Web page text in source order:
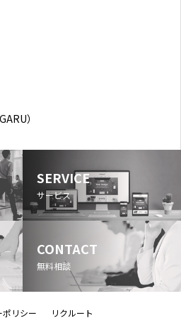
）
SERVICE
サービス
CONTACT
無料相談
ポリシー リクルート